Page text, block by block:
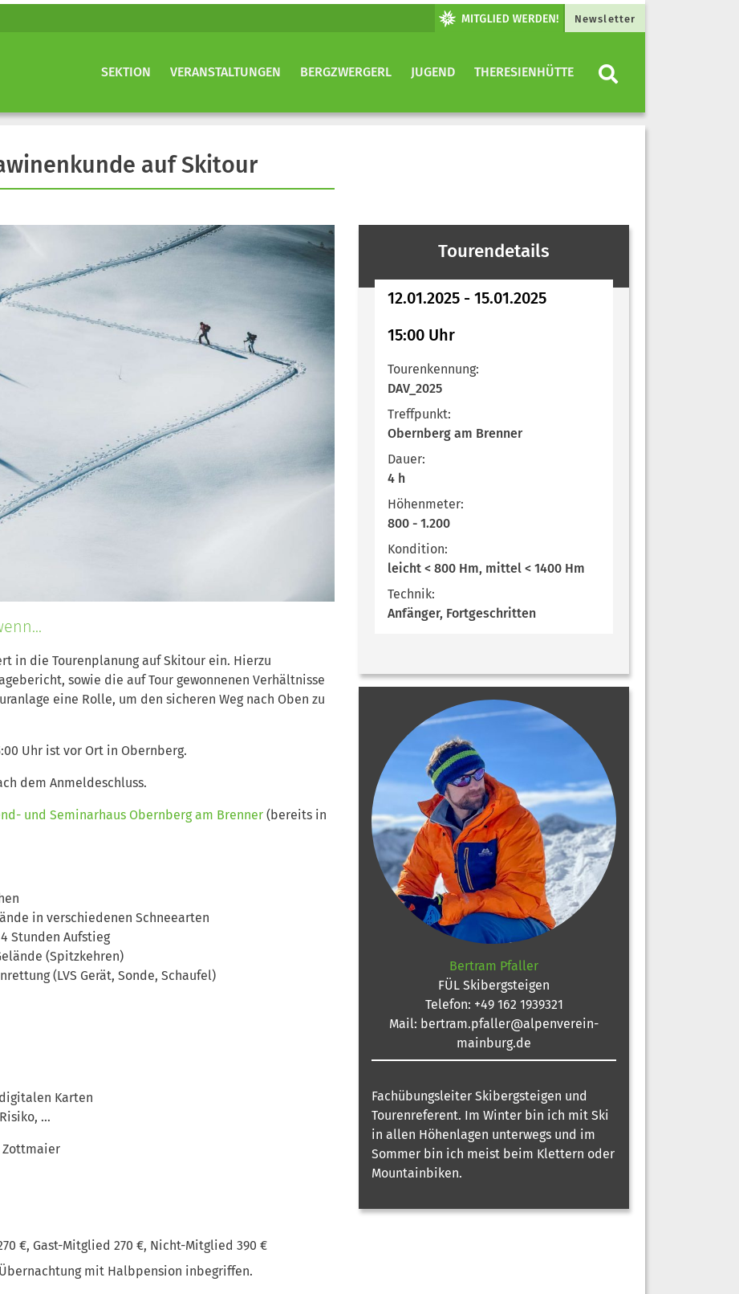
Newsletter
SEKTION VERANSTALTUNGEN BERGZWERGERL JUGEND THERESIENHÜTTE
auf Skitour
in die Tourenplanung auf Skitour ein. Hierzu
sowie die auf Tour gewonnenen Verhältnisse
eine Rolle, um den sicheren Weg nach Oben zu
Uhr ist vor Ort in Obernberg.
dem Anmeldeschluss.
und Seminarhaus Obernberg am Brenner (bereits in
in verschiedenen Schneearten
Stunden Aufstieg
(Spitzkehren)
(LVS Gerät, Sonde, Schaufel)
Karten
…
Zottmaier
€, Gast-Mitglied 270 €, Nicht-Mitglied 390 €
mit Halbpension inbegriffen.
Tourendetails
12.01.2025 - 15.01.2025
15:00 Uhr
Tourenkennung:
DAV_2025
Treffpunkt:
Obernberg am Brenner
Dauer:
4 h
Höhenmeter:
800 - 1.200
Kondition:
leicht < 800 Hm, mittel < 1400 Hm
Technik:
Anfänger, Fortgeschritten
Bertram Pfaller
FÜL Skibergsteigen
Telefon: +49 162 1939321
Mail: bertram.pfaller@alpenverein-
mainburg.de
Fachübungsleiter Skibergsteigen und
Tourenreferent. Im Winter bin ich mit Ski
in allen Höhenlagen unterwegs und im
Sommer bin ich meist beim Klettern oder
Mountainbiken.